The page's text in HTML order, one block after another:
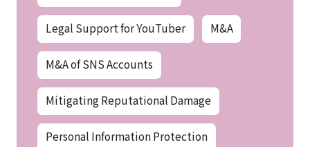
Legal Support for YouTuber M&A
M&A of SNS Accounts
Mitigating Reputational Damage
Personal Information Protection